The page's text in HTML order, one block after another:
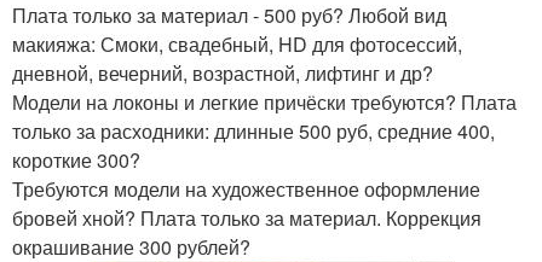
Плата только за материал - 500 руб? Любой вид
макияжа: Смоки, свадебный, HD для фотосессий,
дневной, вечерний, возрастной, лифтинг и др?
Модели на локоны и легкие причёски требуются? Плата
только за расходники: длинные 500 руб, средние 400,
короткие 300?
Требуются модели на художественное оформление
бровей хной? Плата только за материал. Коррекция
окрашивание 300 рублей?